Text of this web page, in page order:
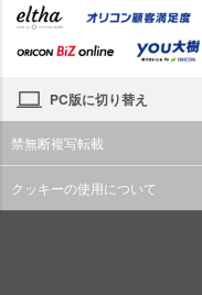
PC版に切り替え
禁無断複写転載
クッキーの使用について